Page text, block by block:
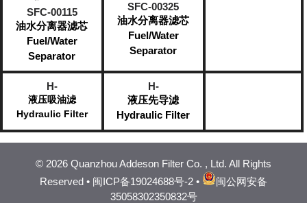
SFC-00115
油水分离器滤芯
Fuel/Water
Separator​
SFC-00325
油水分离器滤芯
Fuel/Water
Separator​
H-
液压吸油滤
Hydraulic Filter
H-
液压先导滤
Hydraulic Filter
© 2026 Quanzhou Addeson Filter Co. , Ltd. All Rights
Reserved • 闽ICP备19024688号-2 •
闽公网安备
35058302350832号